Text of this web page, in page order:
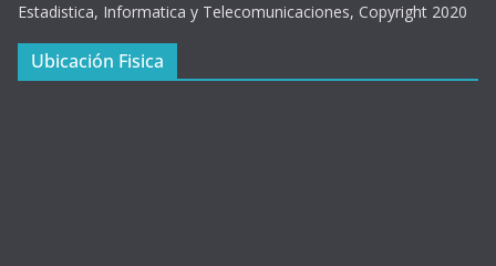
Estadistica, Informatica y Telecomunicaciones, Copyright 2020
Ubicación Fisica